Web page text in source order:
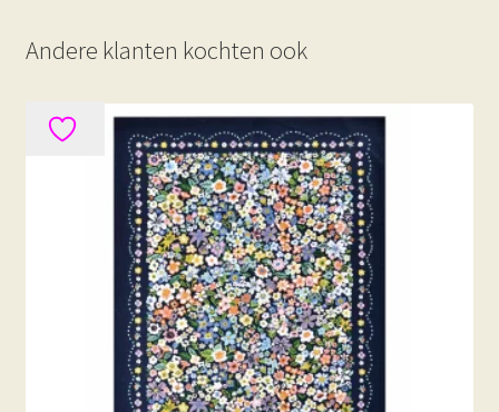
Andere klanten kochten ook